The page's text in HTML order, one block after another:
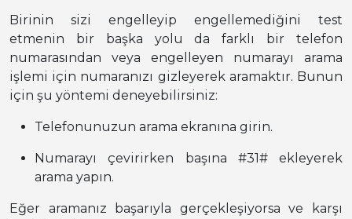
Birinin sizi engelleyip engellemediğini test
etmenin bir başka yolu da farklı bir telefon
numarasından veya engelleyen numarayı arama
işlemi için numaranızı gizleyerek aramaktır. Bunun
için şu yöntemi deneyebilirsiniz:
Telefonunuzun arama ekranına girin.
Numarayı çevirirken başına #31# ekleyerek
arama yapın.
Eğer aramanız başarıyla gerçekleşiyorsa ve karşı